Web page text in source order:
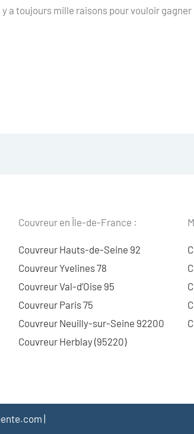
y a toujours mille raisons pour vouloir
Couvreur en Île-de-France :
Couvreur Hauts-de-Seine 92
Couvreur Yvelines 78
Couvreur Val-d’Oise 95
Couvreur Paris 75
Couvreur Neuilly-sur-Seine 92200
Couvreur Herblay (95220)
|